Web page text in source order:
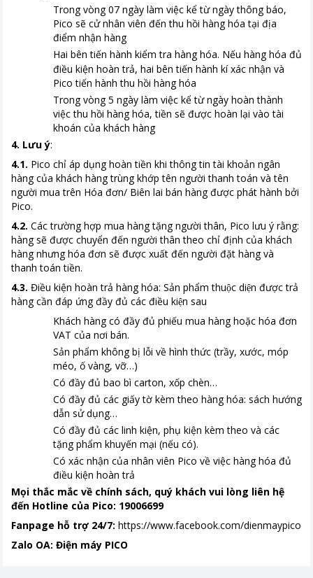
Trong vòng 07 ngày làm việc kể từ ngày thông báo,
Pico sẽ cử nhân viên đến thu hồi hàng hóa tại địa
điểm nhận hàng
Hai bên tiến hành kiểm tra hàng hóa. Nếu hàng hóa đủ
điều kiện hoàn trả, hai bên tiến hành kí xác nhận và
Pico tiến hành thu hồi hàng hóa
Trong vòng 5 ngày làm việc kể từ ngày hoàn thành
việc thu hồi hàng hóa, tiền sẽ được hoàn lại vào tài
khoán của khách hàng
4. Lưu ý:
4.1. Pico chỉ áp dụng hoàn tiền khi thông tin tài khoản ngân
hàng của khách hàng trùng khớp tên người thanh toán và tên
người mua trên Hóa đơn/ Biên lai bán hàng được phát hành bởi
Pico.
4.2. Các trường hợp mua hàng tặng người thân, Pico lưu ý rằng:
hàng sẽ được chuyển đến người thân theo chỉ định của khách
hàng nhưng hóa đơn sẽ được xuất đến người đặt hàng và
thanh toán tiền.
4.3. Điều kiện hoàn trả hàng hóa: Sản phẩm thuộc diện được trả
hàng cần đáp ứng đầy đủ các điều kiện sau
Khách hàng có đầy đủ phiếu mua hàng hoặc hóa đơn
VAT của nơi bán.
Sản phẩm không bị lỗi về hình thức (trầy, xước, móp
méo, ố vàng, vỡ…)
Có đầy đủ bao bì carton, xốp chèn…
Có đầy đủ các giấy tờ kèm theo hàng hóa: sách hướng
dẫn sử dụng…
Có đầy đủ các linh kiện, phụ kiện kèm theo và các
tặng phẩm khuyến mại (nếu có).
Có xác nhận của nhân viên Pico về việc hàng hóa đủ
điều kiện hoàn trả
Mọi thắc mắc về chính sách, quý khách vui lòng liên hệ
đến Hotline của Pico: 19006699
Fanpage hỗ trợ 24/7: https://www.facebook.com/dienmaypico
Zalo OA: Điện máy PICO